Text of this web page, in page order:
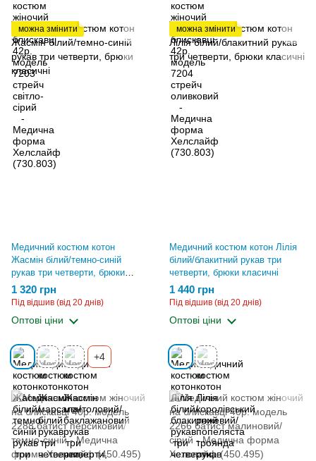
можна змінити
Медичний костюм котон
Жасмін білий/темно-синій
рукав три четверти, брюки
класичні
1 320 грн
Під відшив (від 20 днів)
Оптові ціни
+4
можна змінити
Медичний костюм котон Лілія
білий/блакитний рукав три
четверти, брюки класичні
1 440 грн
Під відшив (від 20 днів)
Оптові ціни